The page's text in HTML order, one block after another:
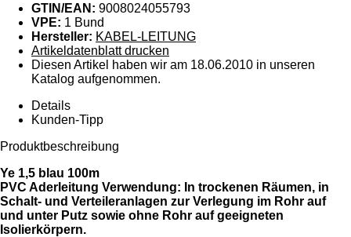
GTIN/EAN: 9008024055793
VPE: 1 Bund
Hersteller: KABEL-LEITUNG
Artikeldatenblatt drucken
Diesen Artikel haben wir am 18.06.2010 in unseren
Katalog aufgenommen.
Details
Kunden-Tipp
Produktbeschreibung
Ye 1,5 blau 100m
PVC Aderleitung Verwendung: In trockenen Räumen, in
Schalt- und Verteileranlagen zur Verlegung im Rohr auf
und unter Putz sowie ohne Rohr auf geeigneten
Isolierkörpern.